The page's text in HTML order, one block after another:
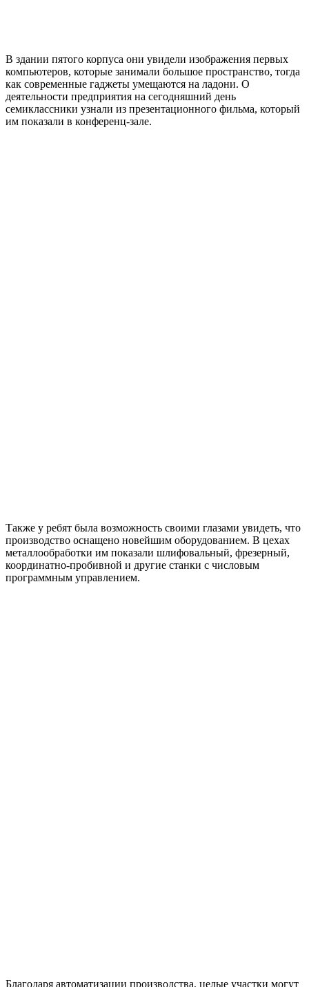
В здании пятого корпуса они увидели изображения первых
компьютеров, которые занимали большое пространство, тогда
как современные гаджеты умещаются на ладони. О
деятельности предприятия на сегодняшний день
семиклассники узнали из презентационного фильма, который
им показали в конференц-зале.
Также у ребят была возможность своими глазами увидеть, что
производство оснащено новейшим оборудованием. В цехах
металлообработки им показали шлифовальный, фрезерный,
координатно-пробивной и другие станки с числовым
программным управлением.
Благодаря автоматизации производства, целые участки могут